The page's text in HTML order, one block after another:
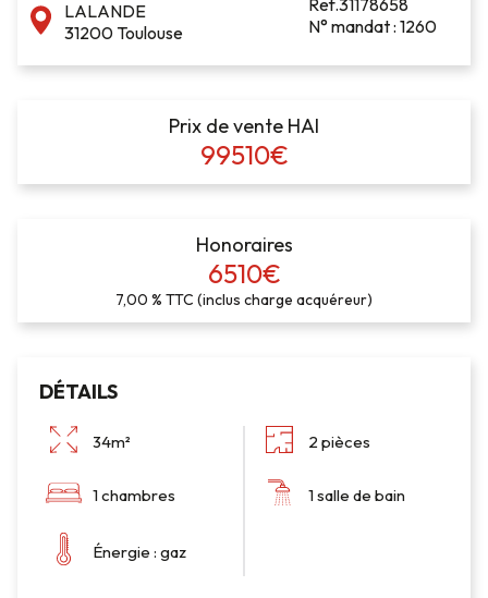
LALANDE
31200 Toulouse
Ref.31178658
N° mandat : 1260
Prix de vente HAI
99510€
Honoraires
6510€
7,00 % TTC (inclus charge acquéreur)
DÉTAILS
34m² 2 pièces
1 chambres 1 salle de bain
Énergie : gaz